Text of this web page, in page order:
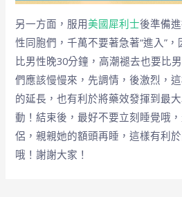
另一方面，服用美國犀利士後準備
性同胞們，千萬不要著急著“進入”
比男性晚30分鐘，高潮褪去也要比
們應該慢慢來，先調情，後激烈，
的延長，也有利於將藥效發揮到最
動！結束後，最好不要立刻睡覺哦
侶，親親她的額頭再睡，這樣有利
哦！謝謝大家！